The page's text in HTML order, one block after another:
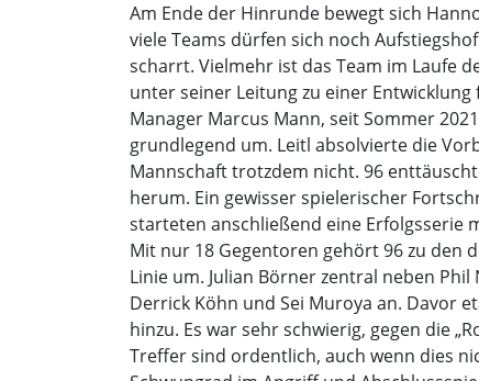
Am Ende der Hinrunde bewegt sich
viele Teams dürfen sich noch
scharrt. Vielmehr ist das Team im Laufe
unter seiner Leitung zu einer
Manager Marcus Mann, seit Sommer
grundlegend um. Leitl absolvierte die
Mannschaft trotzdem nicht. 96
herum. Ein gewisser spielerischer
starteten anschließend eine Erfolgsserie
Mit nur 18 Gegentoren gehört 96 zu den
Linie um. Julian Börner zentral neben
Derrick Köhn und Sei Muroya an. Davor
hinzu. Es war sehr schwierig, gegen die
Treffer sind ordentlich, auch wenn dies